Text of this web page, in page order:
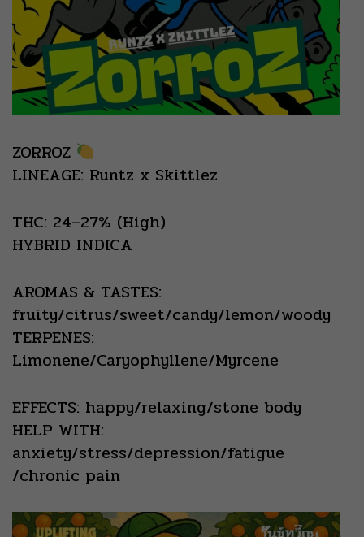
ZORROZ
LINEAGE: Runtz x Skittlez
THC: 24–27% (High)
HYBRID INDICA
AROMAS & TASTES:
fruity/citrus/sweet/candy/lemon/woody
TERPENES:
Limonene/Caryophyllene/Myrcene
EFFECTS: happy/relaxing/stone body
HELP WITH:
anxiety/stress/depression/fatigue
/chronic pain